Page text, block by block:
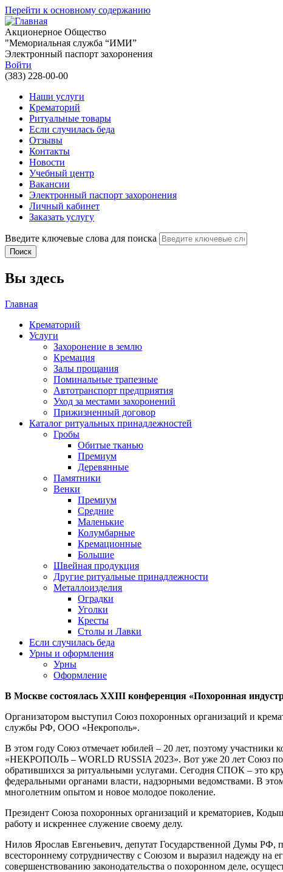
Перейти к основному содержанию
Акционерное Общество
"Мемориальная служба “ИМИ”
Электронный паспорт захоронения
Войти
(383) 228-00-00
Наши услуги
Крематорий
Ритуальные товары
Если случилась беда
Отзывы
Контакты
Новости
Учебный центр
Вакансии
Электронный паспорт захоронения
Личный кабинет
Заказать услугу
Введите ключевые слова для поиска
Вы здесь
Главная
Крематорий
Услуги
Захоронение в землю
Кремация
Залы прощания
Поминальные трапезные
Автотранспорт предприятия
Уход за местами захоронений
Прижизненный договор
Каталог ритуальных принадлежностей
Гробы
Обитые тканью
Премиум
Деревянные
Памятники
Венки
Премиум
Средние
Маленькие
Колумбарные
Кремационные
Большие
Швейная продукция
Другие ритуальные принадлежности
Металлоизделия
Оградки
Уголки
Кресты
Столы и Лавки
Если случилась беда
Урны и оформления
Урны
Оформление
В Москве состоялась XXIII конференция «Похоронная
Организатором выступил Союз похоронных организаций и
службы РФ, ООО «Некрополь».
В этом году Союз отмечает юбилей – 20 лет, поэтому участники
«НЕКРОПОЛЬ – WORLD RUSSIA 2023». Вот уже 20 лет Союз
обратившихся за ритуальными услугами. Сегодня СПОК – это
федеральными органами власти, надзорными ведомствами. В
многолетним опытом и новое молодое поколение.
Президент Союза похоронных организаций и крематориев,
работу и искреннее служение своему делу.
Нилов Ярослав Евгеньевич, депутат Государственной Думы РФ,
всестороннему сотрудничеству с Союзом и выразил надежду на
совершенствованию законодательства о похоронном деле,